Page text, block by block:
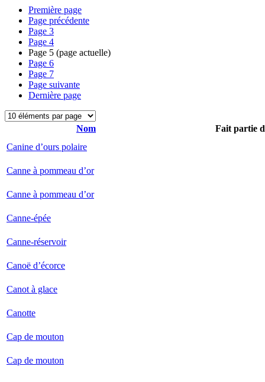
Première page
Page précédente
Page 3
Page 4
Page 5 (page actuelle)
Page 6
Page 7
Page suivante
Dernière page
Nom
Fait partie
Canine d’ours polaire
Canne à pommeau d’or
Canne à pommeau d’or
Canne-épée
Canne-réservoir
Canoë d’écorce
Canot à glace
Canotte
Cap de mouton
Cap de mouton